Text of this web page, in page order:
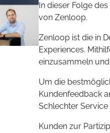
In dieser Folge
von Zenloop.
Zenloop ist die in
Experiences.
einzusammeln
Um die
Kundenfeedback
Schlechter
Kunden zur